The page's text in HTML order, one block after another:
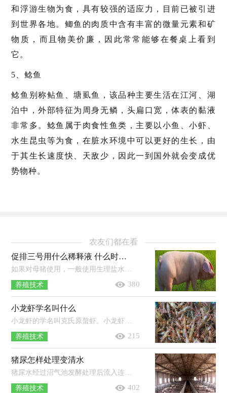
和浮游生物为食，具有较强的适应力，目前已被引进
到世界各地。鲫鱼的肉质中含有丰富的微量元素和矿
物质，而且物美价廉，因此常常能够在餐桌上看到
它。
5、鲶鱼
鲶鱼别称鲇鱼、塘虱鱼，该品种主要生活在江河、湖
泊中，外部特征为周身无鳞，头扁口宽，体表的黏液
非常多。鲶鱼属于肉食性鱼类，主要以小鱼、小虾、
水生昆虫等为食，在脏水环境中可以更好的生长，由
于其生长速度快、天敌少，因此一到国外就会变成优
势物种。
农友们都在看
促排三号用什么稀释液 什么时候打合适
如果对母猪使用，一般使用生理盐水进行稀释。当奶牛卵泡囊肿的时候，可以先静脉注射hcg，然后再肌肉注射促排三号，每天注射一次，连续注射3...
养殖技术 380
小龙虾学名叫什么
小龙虾的学名叫克氏原螯虾。小龙虾是一种淡水经济虾类，因肉味鲜美广受人们欢迎，其食性较杂，生长速度快、适应能力较强，在当地的生态环...
养殖技术 215
猪尿怎样处理变清水
猪尿水经过沼气池发酵处理后流入连续放置的3个过滤池净化，净化后先后抽入FXPF系列方型溶气气浮机进行抽泡处理和流入FXZ—A地埋式...
养殖技术 402